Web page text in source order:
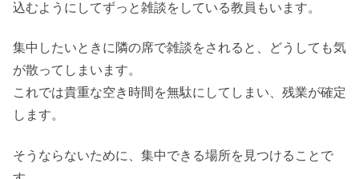
込むようにしてずっと雑談をしている教員もいます。
集中したいときに隣の席で雑談をされると、どうしても気
が散ってしまいます。
これでは貴重な空き時間を無駄にしてしまい、残業が確定
します。
そうならないために、集中できる場所を見つけることで